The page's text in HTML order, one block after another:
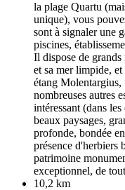
la plage Quartu
unique), vous
sont à signaler une
piscines,
Il dispose de
et sa mer limpide,
étang Molentargius,
nombreuses autres
intéressant (dans
beaux paysages,
profonde, bondée
présence d'herbiers
patrimoine
exceptionnel, de
10,2 km